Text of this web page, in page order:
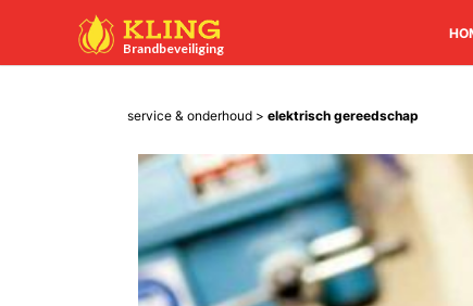
Brandbeveiliging
service & onderhoud > elektrisch gereedschap